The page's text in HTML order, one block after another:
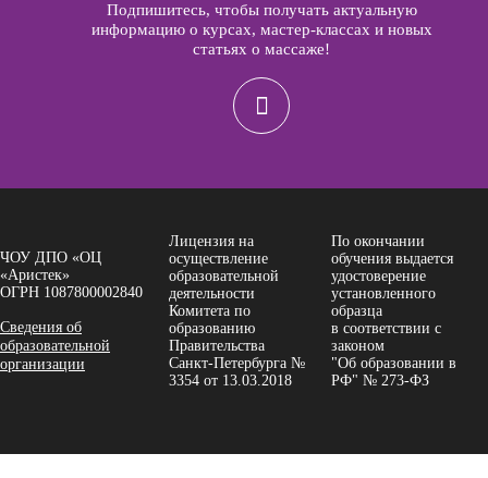
Подпишитесь, чтобы получать актуальную
информацию о курсах, мастер-классах и новых
статьях о массаже!
ЧОУ ДПО «ОЦ
«Аристек»
ОГРН 1087800002840
Сведения об
образовательной
организации
Лицензия на
осуществление
образовательной
деятельности
Комитета по
образованию
Правительства
Санкт-Петербурга №
3354 от 13.03.2018
По окончании
обучения выдается
удостоверение
установленного
образца
в соответствии с
законом
"Об образовании в
РФ" № 273-ФЗ